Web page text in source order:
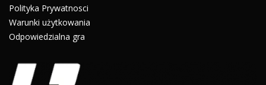
Polityka Prywatnosci
Warunki użytkowania
Odpowiedzialna gra